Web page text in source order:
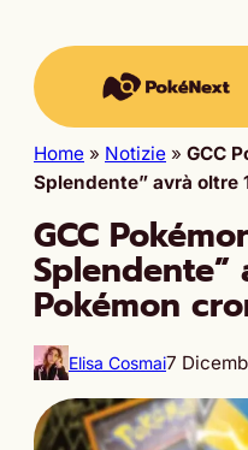
Home » Notizie » GCC
Splendente” avrà oltre
GCC
Pokémon
Elisa Cosmai7